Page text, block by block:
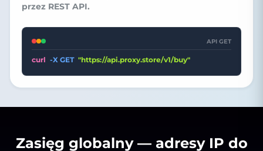
przez REST API.
API GET
curl -X GET "https://api.proxy.store/v1/buy"
Zasięg globalny — adresy IP do